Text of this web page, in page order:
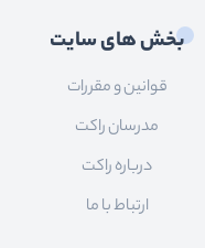
بخش های سایت
قوانین و مقررات
مدرسان راکت
درباره راکت
ارتباط با ما